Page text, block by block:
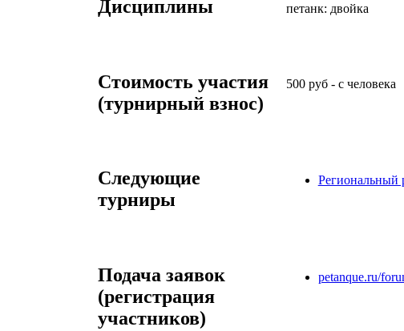
Дисциплины петанк: двойка
Стоимость участия
(турнирный взнос)
500 руб- с человека
Следующие
турниры
Подача заявок
(регистрация
участников)
petanque.ru/